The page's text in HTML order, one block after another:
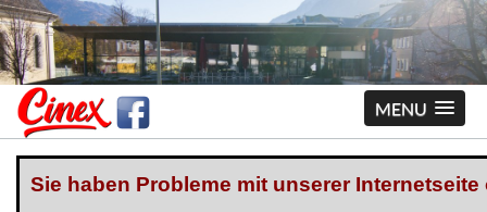
MENU
Sie haben Probleme mit unserer